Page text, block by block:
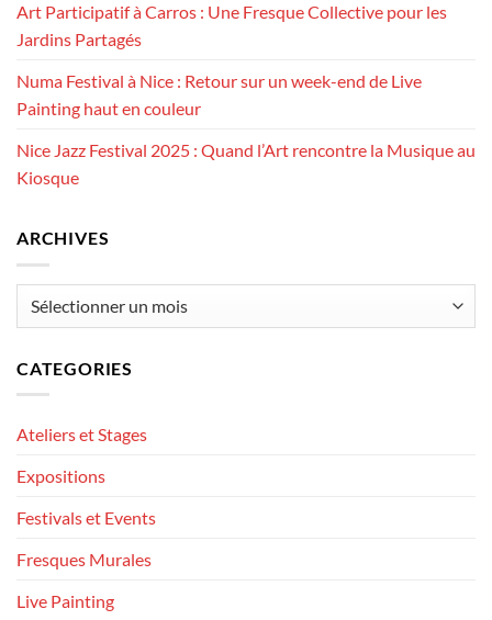
Art Participatif à Carros : Une Fresque Collective pour les
Jardins Partagés
Numa Festival à Nice : Retour sur un week-end de Live
Painting haut en couleur
Nice Jazz Festival 2025 : Quand l’Art rencontre la Musique au
Kiosque
ARCHIVES
CATEGORIES
Ateliers et Stages
Expositions
Festivals et Events
Fresques Murales
Live Painting